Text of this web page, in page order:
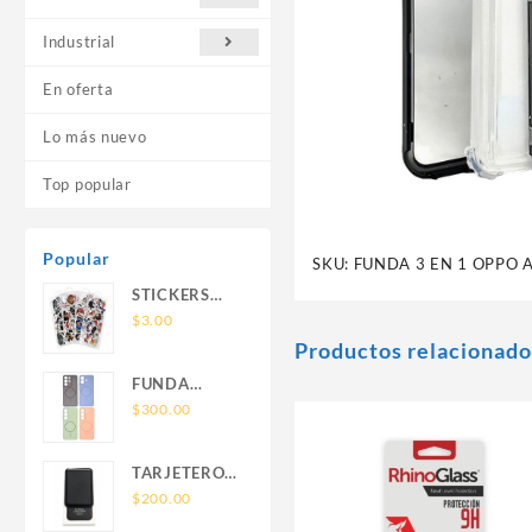
Industrial
En oferta
Lo más nuevo
Top popular
Popular
STICKERS
UNIVERSALES
$3.00
FUNDA
NOVA SAM
SIN SOPORTE
MAGNETICO
$300.00
TARJETERO
SIN SOPORTE
$200.00
SKU: FUNDA 3 EN 1 OPPO
Productos